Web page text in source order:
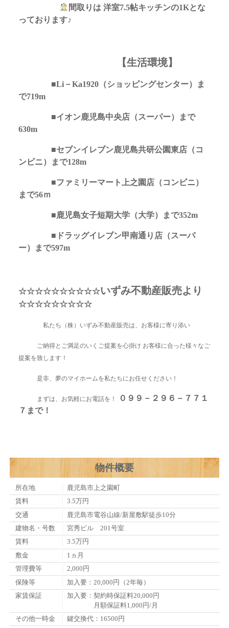
間取りは 洋室7.5帖キッチンの1Kとな
っております♪
【生活環境】
■Li－Ka1920（ショッピングセンター）ま
で719m
■イオン鹿児島中央店（スーパー）まで
630m
■セブンイレブン鹿児島共研公園東店（コ
ンビニ）まで128m
■ファミリーマート上之園店（コンビニ）
まで56ｍ
■鹿児島女子短期大学（大学）まで352m
■ドラッグイレブン甲南通り店（スーパ
ー）まで597m
☆☆☆☆☆☆☆☆☆☆いずみ不動産販売より
☆☆☆☆☆☆☆☆☆
私たち（株）いずみ不動産販売は、お客様に寄り添い
ご納得とご満足のいくご提案を心掛け お客様に合った様々なご
提案を致します！
是非、夢のマイホームを私たちにお任せください！
まずは、お気軽にお電話を！
０９９－２９６－７７１
７まで！
物件概要
所在地
鹿児島市上之園町
賃料
3.5万円
交通
鹿児島市電谷山線/新屋敷駅徒歩10分
建物名・号数
宮秀ビル 201号室
賃料
3.5万円
敷金
1ヵ月
管理費等
2,000円
保険等
加入要：20,000円（2年毎）
家賃保証
加入要：契約時保証料20,000円
月額保証料1,000円/月
その他一時金
鍵交換代：16500円